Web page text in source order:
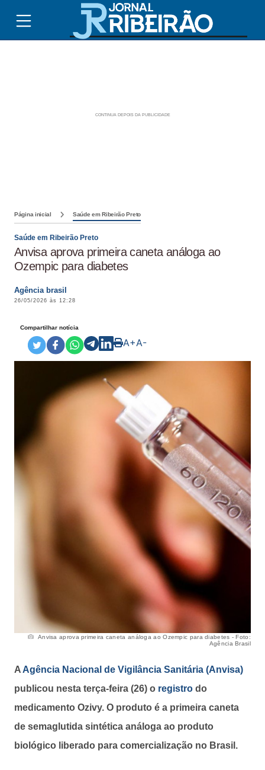
Página inicial Saúde em Ribeirão Preto
Saúde em Ribeirão Preto
Anvisa aprova primeira caneta análoga ao
Ozempic para diabetes
Agência brasil
26/05/2026 às 12:28
Compartilhar notícia
A+A-
Anvisa aprova primeira caneta análoga ao Ozempic para diabetes - Foto:
Agência Brasil
A Agência Nacional de Vigilância Sanitária (Anvisa)
publicou nesta terça-feira (26) o registro do
medicamento Ozivy. O produto é a primeira caneta
de semaglutida sintética análoga ao produto
biológico liberado para comercialização no Brasil.